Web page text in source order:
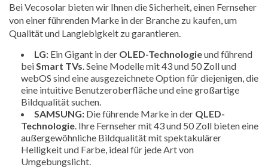
Bei Vecosolar bieten wir Ihnen die Sicherheit, einen Fernseher
von einer führenden Marke in der Branche zu kaufen, um
Qualität und Langlebigkeit zu garantieren.
LG: Ein Gigant in der OLED-Technologieund führend
beiSmart TVs. Seine Modelle mit 43 und 50 Zoll und
webOS sind eine ausgezeichnete Option für diejenigen, die
eine intuitive Benutzeroberfläche und eine großartige
Bildqualität suchen.
SAMSUNG: Die führende Marke in der QLED-
Technologie. Ihre Fernseher mit 43 und 50 Zoll bieten eine
außergewöhnliche Bildqualität mit spektakulärer
Helligkeit und Farbe, ideal für jede Art von
Umgebungslicht.